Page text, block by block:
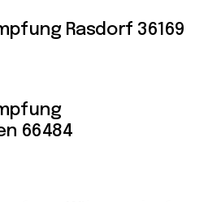
Rasdorf 36169
66484